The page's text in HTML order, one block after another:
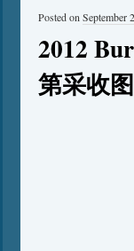
2012
第采收
Posted on September